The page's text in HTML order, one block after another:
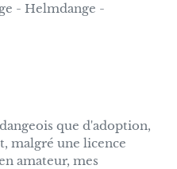
- Helmdange -
que d'adoption,
malgré une licence
amateur, mes